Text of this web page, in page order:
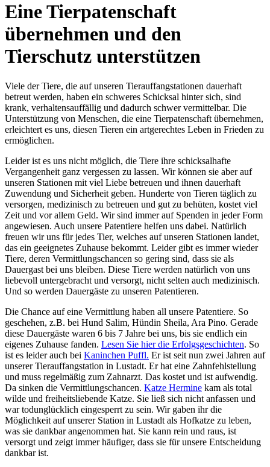
Eine Tierpatenschaft
übernehmen und den
Tierschutz unterstützen
Viele der Tiere, die auf unseren Tierauffangstationen dauerhaft
betreut werden, haben ein schweres Schicksal hinter sich, sind
krank, verhaltensauffällig und dadurch schwer vermittelbar. Die
Unterstützung von Menschen, die eine Tierpatenschaft übernehmen,
erleichtert es uns, diesen Tieren ein artgerechtes Leben in Frieden zu
ermöglichen.
Leider ist es uns nicht möglich, die Tiere ihre schicksalhafte
Vergangenheit ganz vergessen zu lassen. Wir können sie aber auf
unseren Stationen mit viel Liebe betreuen und ihnen dauerhaft
Zuwendung und Sicherheit geben. Hunderte von Tieren täglich zu
versorgen, medizinisch zu betreuen und gut zu behüten, kostet viel
Zeit und vor allem Geld. Wir sind immer auf Spenden in jeder Form
angewiesen. Auch unsere Patentiere helfen uns dabei. Natürlich
freuen wir uns für jedes Tier, welches auf unseren Stationen landet,
das ein geeignetes Zuhause bekommt. Leider gibt es immer wieder
Tiere, deren Vermittlungschancen so gering sind, dass sie als
Dauergast bei uns bleiben. Diese Tiere werden natürlich von uns
liebevoll untergebracht und versorgt, nicht selten auch medizinisch.
Und so werden Dauergäste zu unseren Patentieren.
Die Chance auf eine Vermittlung haben all unsere Patentiere. So
geschehen, z.B. bei Hund Salim, Hündin Sheila, Ara Pino. Gerade
diese Dauergäste waren 6 bis 7 Jahre bei uns, bis sie endlich ein
eigenes Zuhause fanden. Lesen Sie hier die Erfolgsgeschichten. So
ist es leider auch bei Kaninchen Puffl. Er ist seit nun zwei Jahren auf
unserer Tierauffangstation in Lustadt. Er hat eine Zahnfehlstellung
und muss regelmäßig zum Zahnarzt. Das kostet und ist aufwendig.
Da sinken die Vermittlungschancen. Katze Hermine kam als total
wilde und freiheitsliebende Katze. Sie ließ sich nicht anfassen und
war todunglücklich eingesperrt zu sein. Wir gaben ihr die
Möglichkeit auf unserer Station in Lustadt als Hofkatze zu leben,
was sie dankbar angenommen hat. Sie kann rein und raus, ist
versorgt und zeigt immer häufiger, dass sie für unsere Entscheidung
dankbar ist.